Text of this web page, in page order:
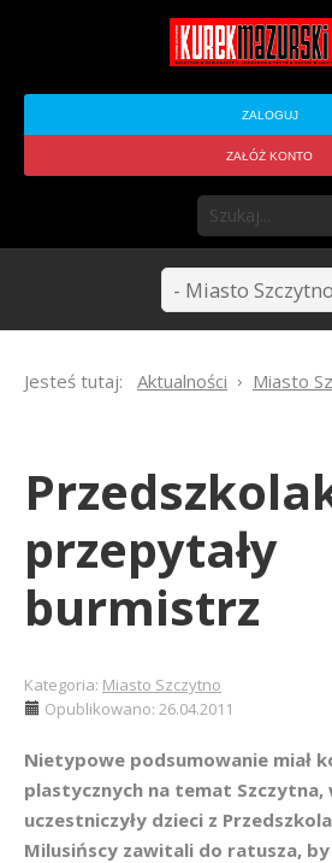
ZALOGUJ
ZAŁÓŻ KONTO
Jesteś tutaj: Aktualności Miasto
przepytały
burmistrz
Kategoria: Miasto Szczytno
Opublikowano: 26.04.2011
Nietypowe podsumowanie miał
plastycznych na temat
uczestniczyły dzieci z
Milusińscy zawitali do ratusza,